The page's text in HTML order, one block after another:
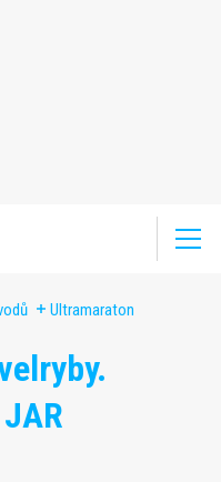
Ultramaraton